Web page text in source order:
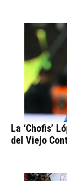
La ‘Chofis’
del Viejo